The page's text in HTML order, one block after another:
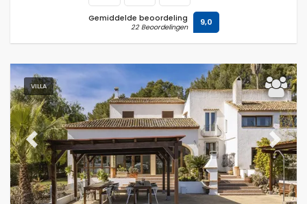
Gemiddelde beoordeling
22 Beoordelingen 9,0
VILLA
Previous Next